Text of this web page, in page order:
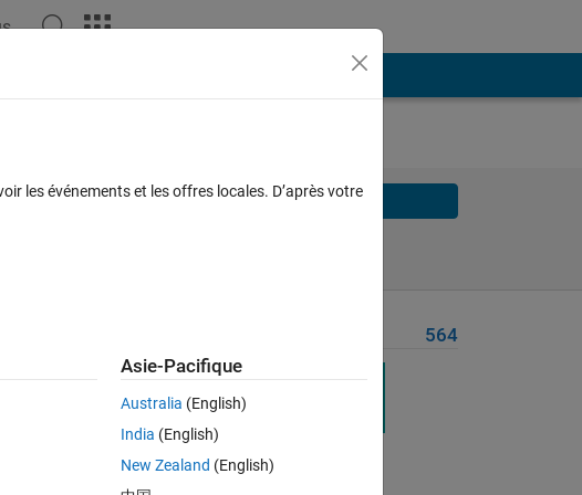
Solve
564
les événements et les offres locales. D’après votre
Asie-Pacifique
Australia (English)
India (English)
New Zealand (English)